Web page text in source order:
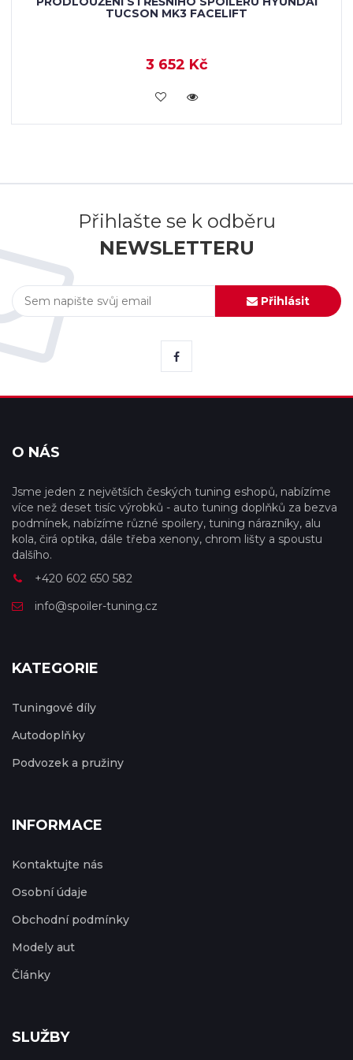
TUCSON MK3 FACELIFT
3 652 Kč
KOUPIT
Přihlašte se k odběru
NEWSLETTERU
Přihlásit
O NÁS
Jsme jeden z největších českých tuning eshopů, nabízíme
více než deset tisíc výrobků - auto tuning doplňků za bezva
podmínek, nabízíme různé spoilery, tuning nárazníky, alu
kola, čirá optika, dále třeba xenony, chrom lišty a spoustu
dalšího.
+420 602 650 582
info@spoiler-tuning.cz
KATEGORIE
Tuningové díly
Autodoplňky
Podvozek a pružiny
INFORMACE
Kontaktujte nás
Osobní údaje
Obchodní podmínky
Modely aut
Články
SLUŽBY